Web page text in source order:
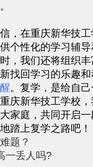
，在重庆新华技
个性化的学习辅
，我们还将组织
找回学习的乐趣
。复学，是给自
庆新华技工学校
家庭，共同开启
踏上复学之路吧！
题？
一丢人吗?